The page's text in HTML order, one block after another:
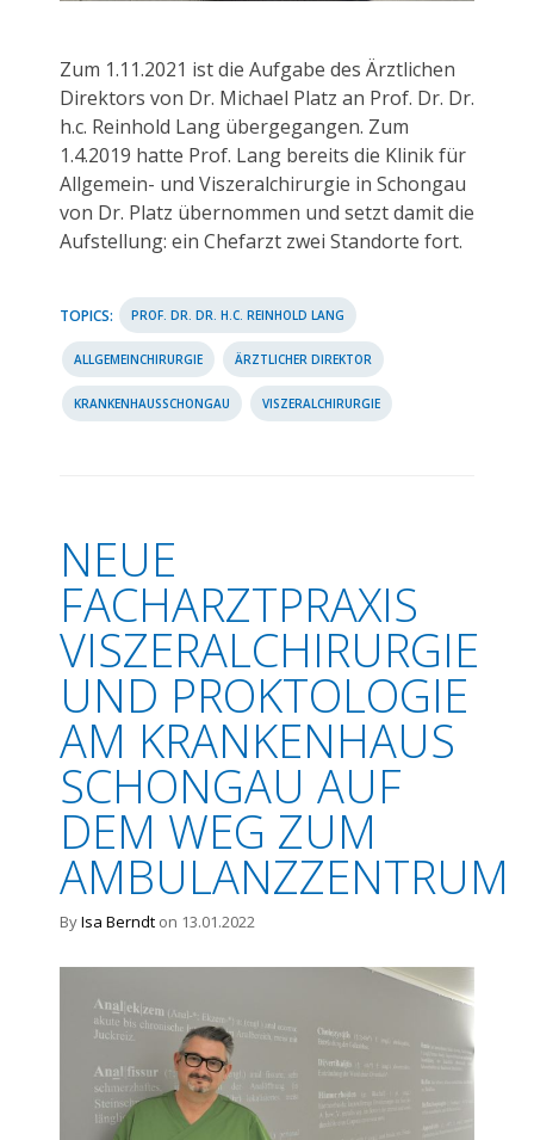
Zum 1.11.2021 ist die Aufgabe des Ärztlichen
Direktors von Dr. Michael Platz an Prof. Dr. Dr.
h.c. Reinhold Lang übergegangen. Zum
1.4.2019 hatte Prof. Lang bereits die Klinik für
Allgemein- und Viszeralchirurgie in Schongau
von Dr. Platz übernommen und setzt damit die
Aufstellung: ein Chefarzt zwei Standorte fort.
TOPICS: PROF. DR. DR. H.C. REINHOLD LANG
ALLGEMEINCHIRURGIE ÄRZTLICHER DIREKTOR
KRANKENHAUSSCHONGAU VISZERALCHIRURGIE
NEUE
FACHARZTPRAXIS
VISZERALCHIRURGIE
UND PROKTOLOGIE
AM KRANKENHAUS
SCHONGAU AUF
DEM WEG ZUM
AMBULANZZENTRUM
ByIsa Berndt on 13.01.2022